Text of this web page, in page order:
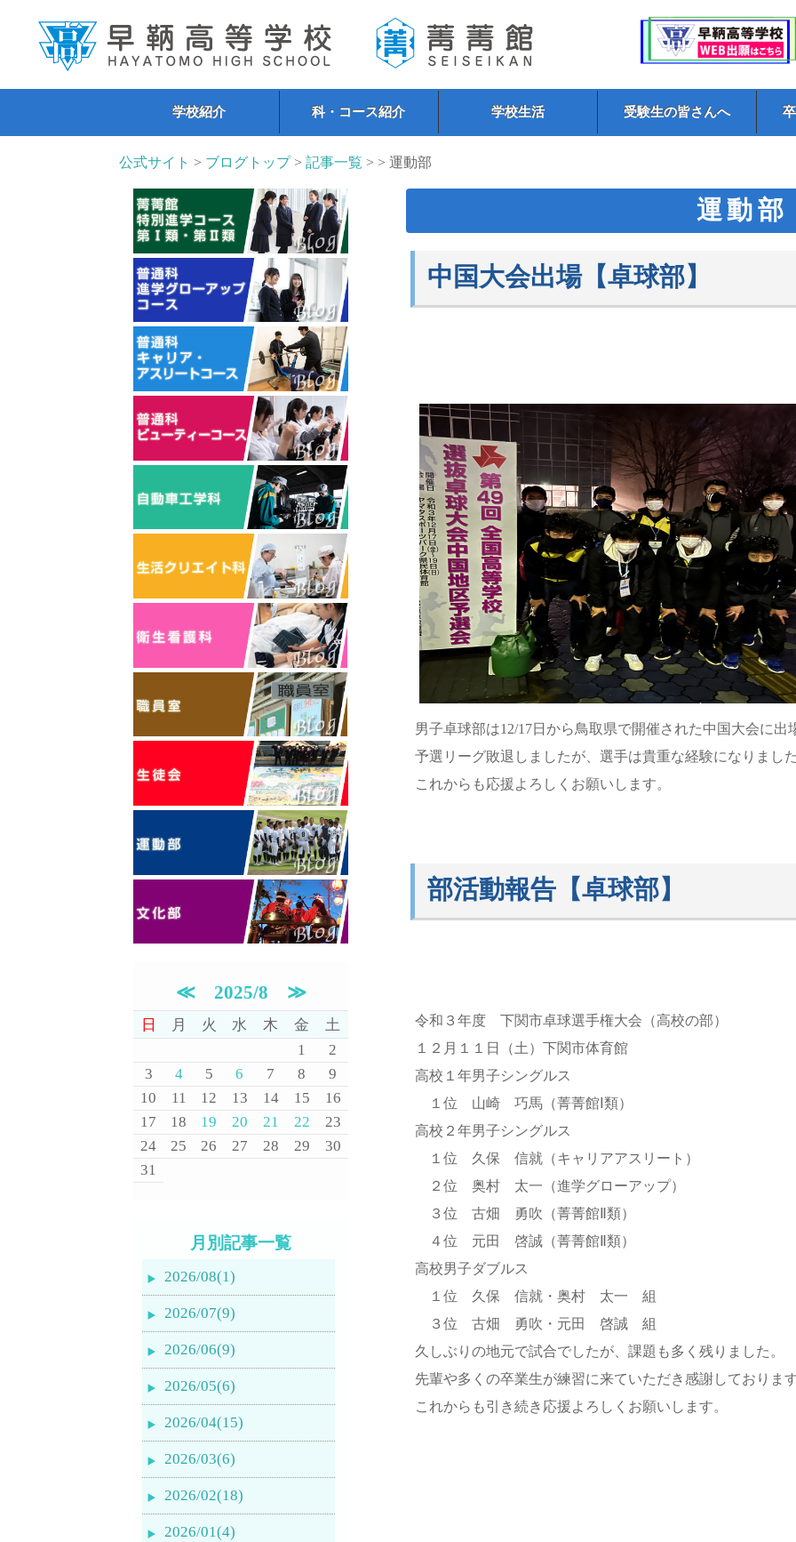
学校紹介 科・コース紹介 学校生活 受験生の皆さんへ
公式サイト > ブログトップ>記事一覧 > > 運動部
運動部
中国大会出場【卓球部】
男子卓球部は12/17日から鳥取県で開催された中国大会に出
予選リーグ敗退しましたが、選手は貴重な経験になりまし
これからも応援よろしくお願いします。
部活動報告【卓球部】
令和３年度 下関市卓球選手権大会（高校の部）
１２月１１日（土）下関市体育館
高校１年男子シングルス
１位 山崎 巧馬（菁菁館Ⅰ類）
高校２年男子シングルス
１位 久保 信就（キャリアアスリート）
２位 奥村 太一（進学グローアップ）
３位 古畑 勇吹（菁菁館Ⅱ類）
４位 元田 啓誠（菁菁館Ⅱ類）
高校男子ダブルス
１位 久保 信就・奥村 太一 組
３位 古畑 勇吹・元田 啓誠 組
久しぶりの地元で試合でしたが、課題も多く残りました。
先輩や多くの卒業生が練習に来ていただき感謝しておりま
これからも引き続き応援よろしくお願いします。
≪2025/8 ≫
日 月 火 水 木 金
土
1
2
3
4 5 6 7 8
9
10
11 12 13 14 15
16
17
18 19 20 21 22
23
24
25 26 27 28 29
30
31
月別記事一覧
2026/08(1)
2026/07(9)
2026/06(9)
2026/05(6)
2026/04(15)
2026/03(6)
2026/02(18)
2026/01(4)